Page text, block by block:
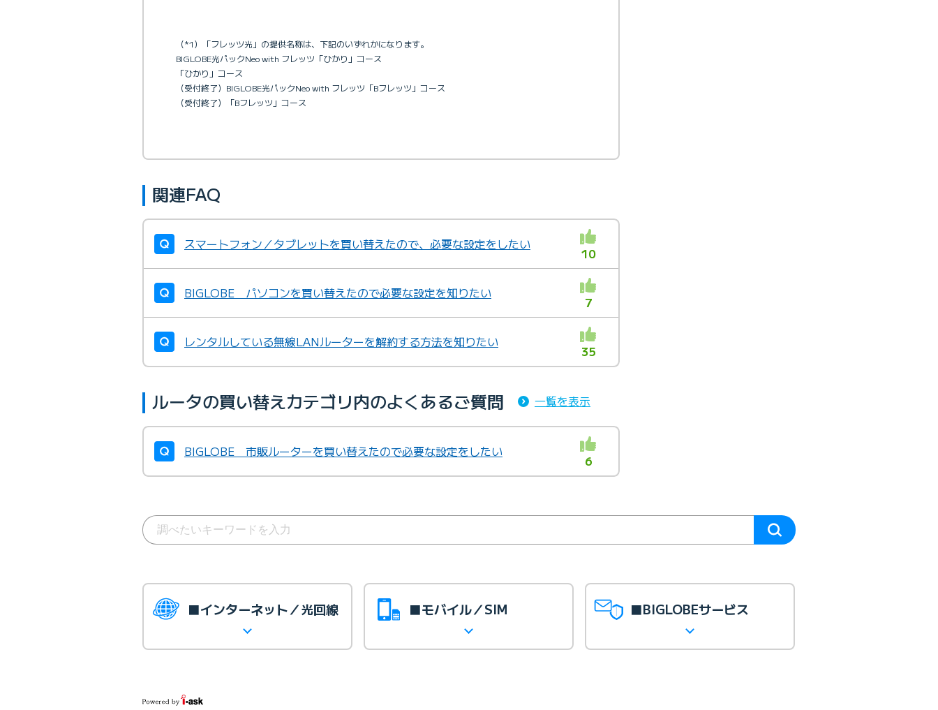
（*1）「フレッツ光」の提供名称は、下記のいずれかになります。
BIGLOBE光パックNeo with フレッツ「ひかり」コース
「ひかり」コース
（受付終了）BIGLOBE光パックNeo with フレッツ「Bフレッツ」コース
（受付終了）「Bフレッツ」コース
関連FAQ
スマートフォン／タブレットを買い替えたので、必要な設定をしたい
10
BIGLOBE パソコンを買い替えたので必要な設定を知りたい
7
レンタルしている無線LANルーターを解約する方法を知りたい
35
ルータの買い替えカテゴリ内のよくあるご質問 一覧を表示
BIGLOBE 市販ルーターを買い替えたので必要な設定をしたい
6
■インターネット／光回線 ■モバイル／SIM ■BIGLOBEサービス